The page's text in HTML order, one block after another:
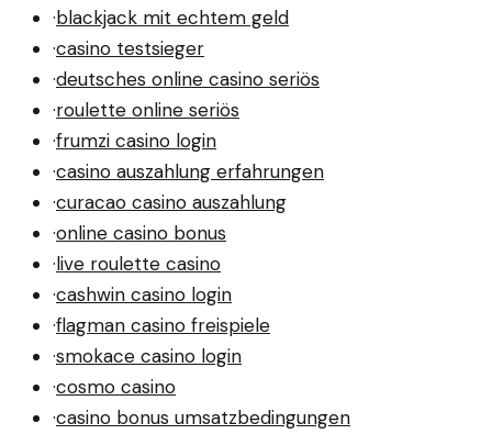
·blackjack mit echtem geld
·casino testsieger
·deutsches online casino seriös
·roulette online seriös
·frumzi casino login
·casino auszahlung erfahrungen
·curacao casino auszahlung
·online casino bonus
·live roulette casino
·cashwin casino login
·flagman casino freispiele
·smokace casino login
·cosmo casino
·casino bonus umsatzbedingungen